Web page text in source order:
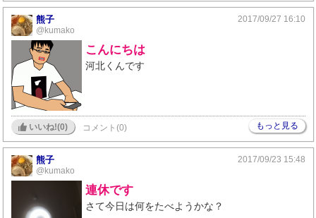
2017/09/27 16:10
熊子
@kumako
こんにちは
河北くんです
いいね!(0) コメント(0) もっと見る
2017/09/23 15:48
熊子
@kumako
連休です
さて今日は何をたべようかな？